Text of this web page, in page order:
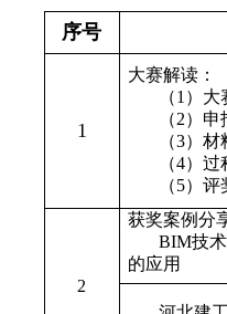
序号
1
大赛解读：
（1 ）大
（2）申
（3）材
（4）过
（5）评
2
获奖案例分
BIM技
的应用